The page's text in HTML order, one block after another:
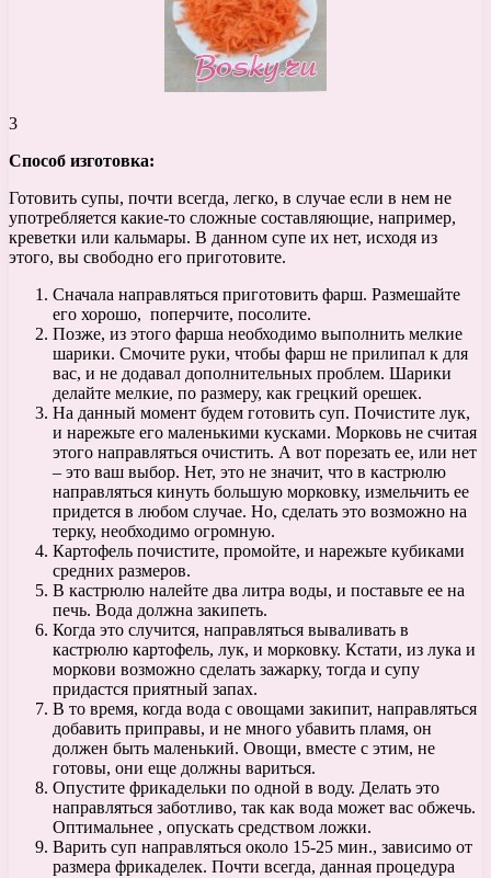
3
Способ изготовка:
Готовить супы, почти всегда, легко, в случае если в нем не
употребляется какие-то сложные составляющие, например,
креветки или кальмары. В данном супе их нет, исходя из
этого, вы свободно его приготовите.
Сначала направляться приготовить фарш. Размешайте
его хорошо, поперчите, посолите.
Позже, из этого фарша необходимо выполнить мелкие
шарики. Смочите руки, чтобы фарш не прилипал к для
вас, и не додавал дополнительных проблем. Шарики
делайте мелкие, по размеру, как грецкий орешек.
На данный момент будем готовить суп. Почистите лук,
и нарежьте его маленькими кусками. Морковь не считая
этого направляться очистить. А вот порезать ее, или нет
– это ваш выбор. Нет, это не значит, что в кастрюлю
направляться кинуть большую морковку, измельчить ее
придется в любом случае. Но, сделать это возможно на
терку, необходимо огромную.
Картофель почистите, промойте, и нарежьте кубиками
средних размеров.
В кастрюлю налейте два литра воды, и поставьте ее на
печь. Вода должна закипеть.
Когда это случится, направляться вываливать в
кастрюлю картофель, лук, и морковку. Кстати, из лука и
моркови возможно сделать зажарку, тогда и супу
придастся приятный запах.
В то время, когда вода с овощами закипит, направляться
добавить приправы, и не много убавить пламя, он
должен быть маленький. Овощи, вместе с этим, не
готовы, они еще должны вариться.
Опустите фрикадельки по одной в воду. Делать это
направляться заботливо, так как вода может вас обжечь.
Оптимальнее , опускать средством ложки.
Варить суп направляться около 15-25 мин., зависимо от
размера фрикаделек. Почти всегда, данная процедура